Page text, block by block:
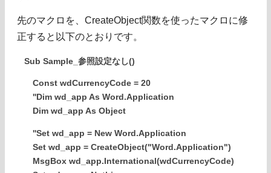
先のマクロを、CreateObject関数を使ったマクロに修
正すると以下のとおりです。
Sub Sample_参照設定なし()
Const wdCurrencyCode = 20
''Dim wd_app As Word.Application
Dim wd_app As Object
''Set wd_app = New Word.Application
Set wd_app = CreateObject("Word.Application")
MsgBox wd_app.International(wdCurrencyCode)